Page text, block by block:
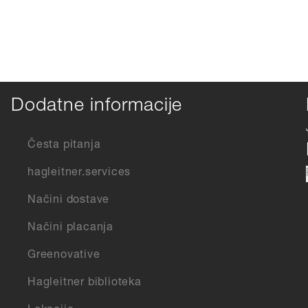
Dodatne informacije
Česta pitanja
hagleitner.services
Načini dostave
Načini placanja
Greenovative
Hagleitner biblioteka